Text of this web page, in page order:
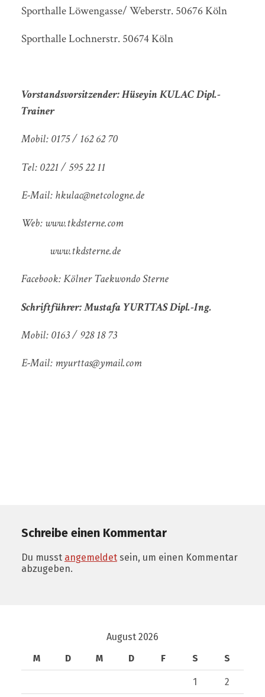
Sporthalle Löwengasse/ Weberstr. 50676 Köln
Sporthalle Lochnerstr. 50674 Köln
Vorstandsvorsitzender:Hüseyin KULAC Dipl.-
Trainer
Mobil: 0175 / 162 62 70
Tel: 0221 / 595 22 11
E-Mail: hkulac@netcologne.de
Web: www.tkdsterne.com
www.tkdsterne.de
Facebook: Kölner Taekwondo Sterne
Schriftführer:Mustafa YURTTAS Dipl.-Ing.
Mobil: 0163 / 928 18 73
E-Mail: myurttas@ymail.com
Schreibe einen Kommentar
Du musst angemeldetsein, um einen Kommentar
abzugeben.
August 2026
M
D M D F S S
1 2